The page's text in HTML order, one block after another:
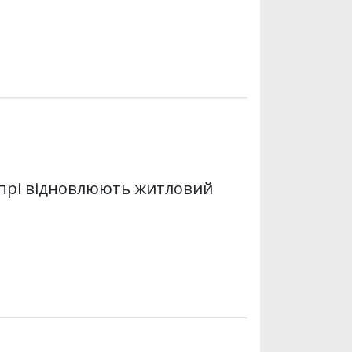
відновлюють житловий